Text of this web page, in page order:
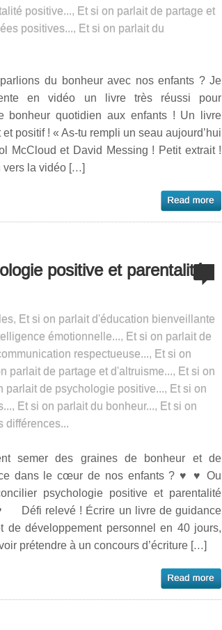
positive..., Et si on parlait de partage et
positives..., Et si on parlait du
du bonheur avec nos enfants ? Je
en vidéo un livre très réussi pour
bonheur quotidien aux enfants ! Un livre
positif ! « As-tu rempli un seau aujourd’hui
McCloud et David Messing ! Petit extrait !
vers la vidéo […]
positive et parentalité
, Et si on parlait d'éducation bienveillante
émotionnelle..., Et si on parlait de
respectueuse..., Et si on
parlait de partage et d'altruisme..., Et si on
parlait de psychologie positive..., Et si on
, Et si on parlait du bonheur..., Et si on
différences...
semer des graines de bonheur et de
dans le cœur de nos enfants ? ♥ ♥ Ou
psychologie positive et parentalité
Défi relevé ! Écrire un livre de guidance
de développement personnel en 40 jours,
prétendre à un concours d’écriture […]